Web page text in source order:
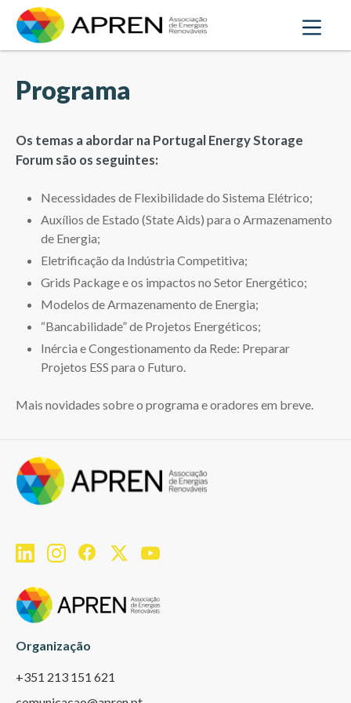
Programa
Os temas a abordar na Portugal Energy Storage
Forum são os seguintes:
Necessidades de Flexibilidade do Sistema Elétrico;
Auxílios de Estado (State Aids) para o Armazenamento
de Energia;
Eletrificação da Indústria Competitiva;
Grids Package e os impactos no Setor Energético;
Modelos de Armazenamento de Energia;
“Bancabilidade” de Projetos Energéticos;
Inércia e Congestionamento da Rede: Preparar
Projetos ESS para o Futuro.
Mais novidades sobre o programa e oradores em breve.
Organização
+351 213 151 621